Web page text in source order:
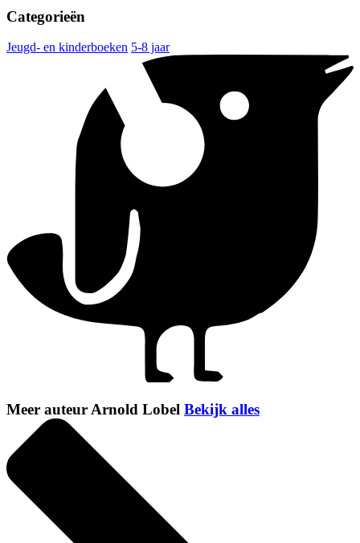
Categorieën
Jeugd- en kinderboeken 5-8 jaar
Meer auteur Arnold Lobel Bekijk alles